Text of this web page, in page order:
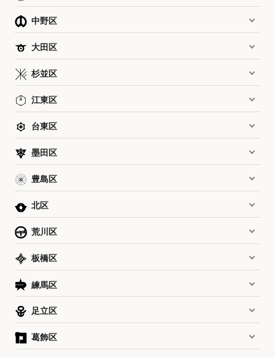
中野区
大田区
杉並区
江東区
台東区
墨田区
豊島区
北区
荒川区
板橋区
練馬区
足立区
葛飾区